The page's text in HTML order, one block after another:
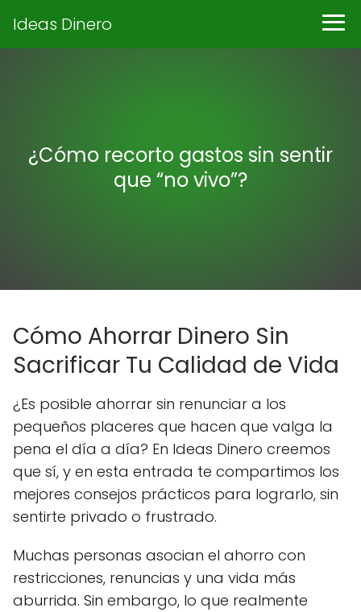
Ideas Dinero
¿Cómo recorto gastos sin sentir
que “no vivo”?
Cómo Ahorrar Dinero Sin
Sacrificar Tu Calidad de Vida
¿Es posible ahorrar sin renunciar a los
pequeños placeres que hacen que valga la
pena el día a día? En Ideas Dinero creemos
que sí, y en esta entrada te compartimos los
mejores consejos prácticos para lograrlo, sin
sentirte privado o frustrado.
Muchas personas asocian el ahorro con
restricciones, renuncias y una vida más
aburrida. Sin embargo, lo que realmente